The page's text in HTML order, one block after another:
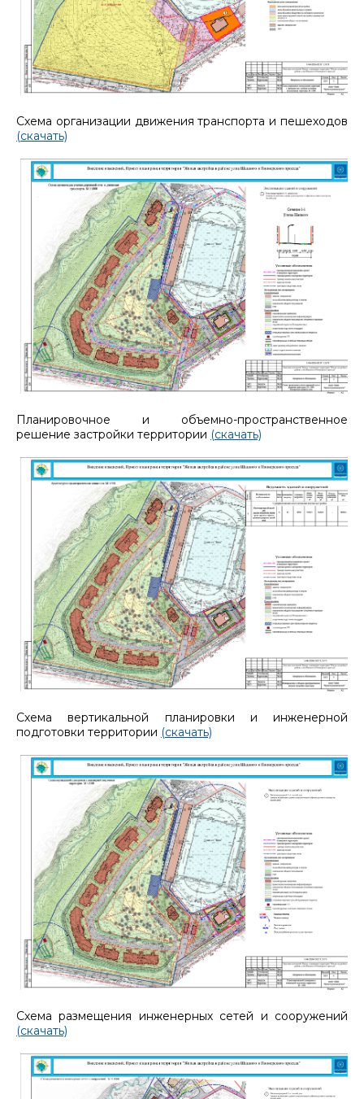
Схема организации движения транспорта и пешеходов
(скачать)
Планировочное и объемно-пространственное
решение застройки территории (скачать)
Схема вертикальной планировки и инженерной
подготовки территории (скачать)
Схема размещения инженерных сетей и сооружений
(скачать)